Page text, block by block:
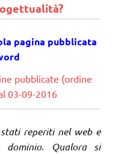
pagina pubblicata
pubblicate (ordine
03-09-2016
reperiti nel web e
dominio. Qualora si